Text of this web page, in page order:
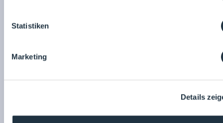
Statistiken
Marketing
Details
21.01.2026